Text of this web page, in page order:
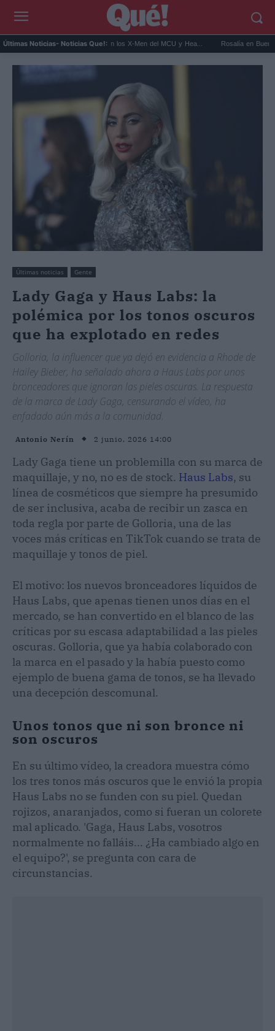
Últimas Noticias- Noticias Que!:
Kit Connor será Cíclope en los X-Men del MCU y Hea... Rosalía en Buenos
Últimas noticias Gente
Lady Gaga y Haus Labs: la
polémica por los tonos oscuros
que ha explotado en redes
Golloria, la influencer que ya dejó en evidencia a Rhode de
Hailey Bieber, ha señalado ahora a Haus Labs por unos
bronceadores que ignoran las pieles oscuras. La respuesta
de la marca de Lady Gaga, censurando el vídeo, ha
enfadado aún más a la comunidad.
Antonio Nerín 2 junio, 2026 14:00
Lady Gaga tiene un problemilla con su marca de
maquillaje, y no, no es de stock. Haus Labs, su
línea de cosméticos que siempre ha presumido
de ser inclusiva, acaba de recibir un zasca en
toda regla por parte de Golloria, una de las
voces más críticas en TikTok cuando se trata de
maquillaje y tonos de piel.
El motivo: los nuevos bronceadores líquidos de
Haus Labs, que apenas tienen unos días en el
mercado, se han convertido en el blanco de las
críticas por su escasa adaptabilidad a las pieles
oscuras. Golloria, que ya había colaborado con
la marca en el pasado y la había puesto como
ejemplo de buena gama de tonos, se ha llevado
una decepción descomunal.
Unos tonos que ni son bronce ni
son oscuros
En su último vídeo, la creadora muestra cómo
los tres tonos más oscuros que le envió la propia
Haus Labs no se funden con su piel. Quedan
rojizos, anaranjados, como si fueran un colorete
mal aplicado. 'Gaga, Haus Labs, vosotros
normalmente no falláis... ¿Ha cambiado algo en
el equipo?', se pregunta con cara de
circunstancias.